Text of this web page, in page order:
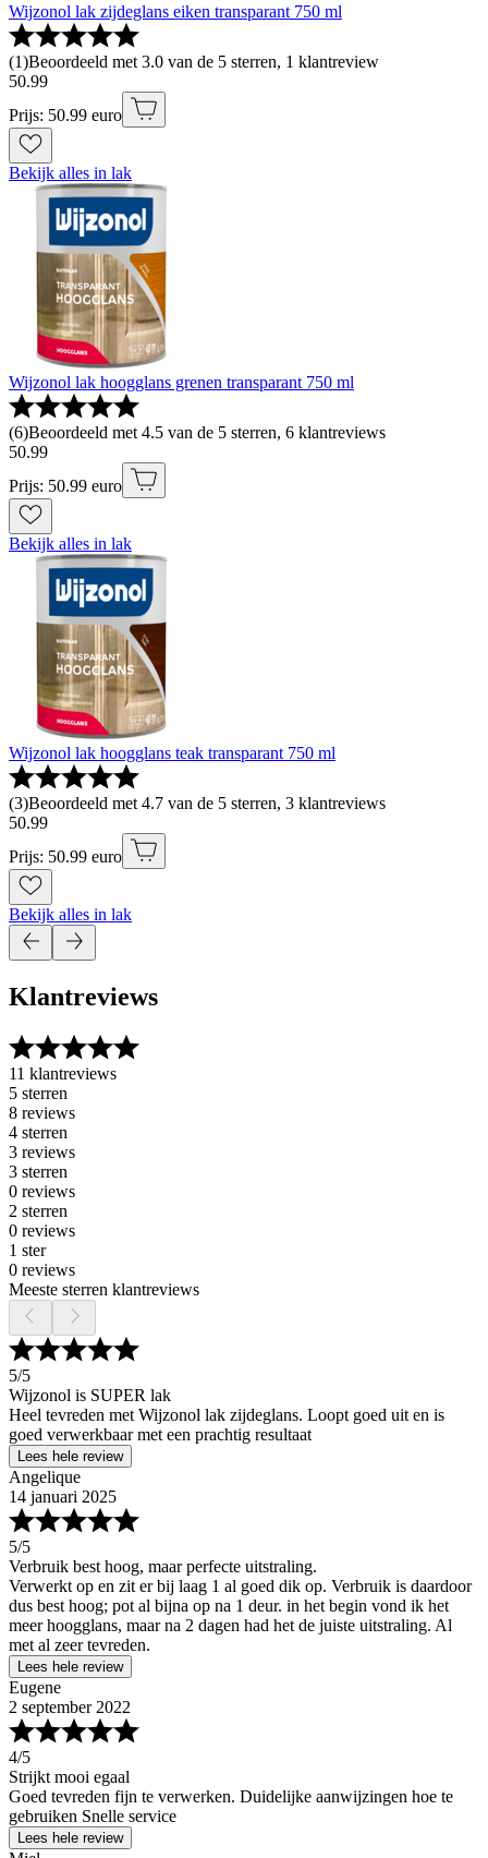
Wijzonol lak zijdeglans eiken transparant 750 ml
(1)Beoordeeld met 3.0 van de 5 sterren, 1 klantreview
50.99
Prijs: 50.99 euro
Bekijk alles in lak
Wijzonol lak hoogglans grenen transparant 750 ml
(6)Beoordeeld met 4.5 van de 5 sterren, 6 klantreviews
50.99
Prijs: 50.99 euro
Bekijk alles in lak
Wijzonol lak hoogglans teak transparant 750 ml
(3)Beoordeeld met 4.7 van de 5 sterren, 3 klantreviews
50.99
Prijs: 50.99 euro
Bekijk alles in lak
Klantreviews
11 klantreviews
5 sterren
8 reviews
4 sterren
3 reviews
3 sterren
0 reviews
2 sterren
0 reviews
1 ster
0 reviews
Meeste sterren klantreviews
5/5
Wijzonol is SUPER lak
Heel tevreden met Wijzonol lak zijdeglans. Loopt goed uit en is
goed verwerkbaar met een prachtig resultaat
Lees hele review
Angelique
14 januari 2025
5/5
Verbruik best hoog, maar perfecte uitstraling.
Verwerkt op en zit er bij laag 1 al goed dik op. Verbruik is daardoor
dus best hoog; pot al bijna op na 1 deur. in het begin vond ik het
meer hoogglans, maar na 2 dagen had het de juiste uitstraling. Al
met al zeer tevreden.
Lees hele review
Eugene
2 september 2022
4/5
Strijkt mooi egaal
Goed tevreden fijn te verwerken. Duidelijke aanwijzingen hoe te
gebruiken Snelle service
Lees hele review